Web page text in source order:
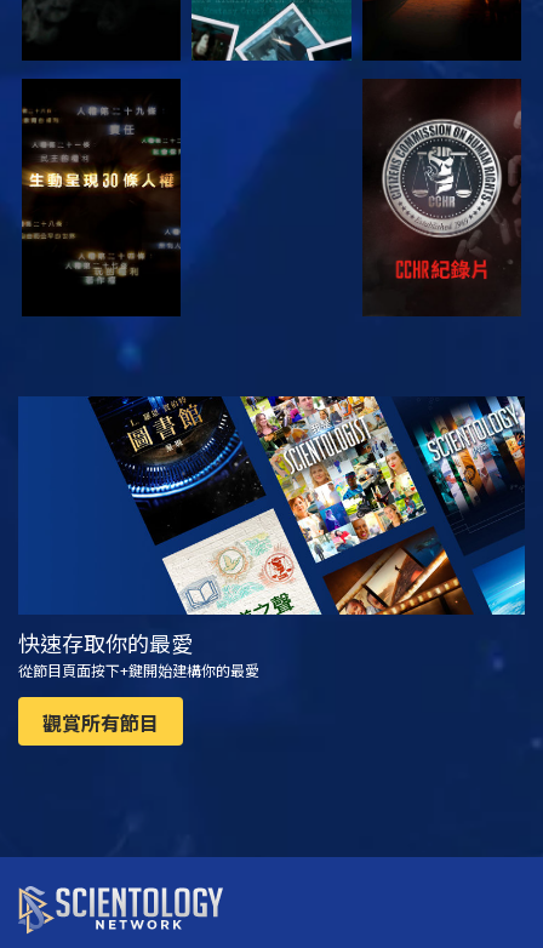
觀看 觀看
觀看 探索系列節目
快速存取你的最愛
從節目頁面按下+鍵開始建構你的最愛
觀賞所有節目